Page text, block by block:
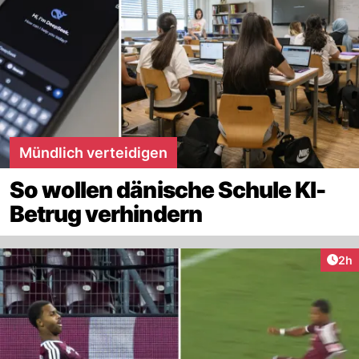
Mündlich verteidigen
So wollen dänische Schule KI-
Betrug verhindern
2h